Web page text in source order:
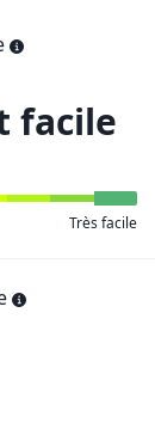
facile
Très facile